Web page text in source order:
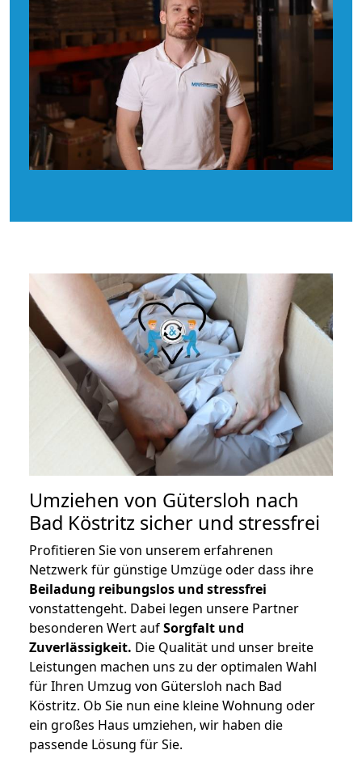
Umziehen von Gütersloh nach
Bad Köstritz sicher und stressfrei
Profitieren Sie von unserem erfahrenen
Netzwerk für günstige Umzüge oder dass ihre
Beiladung reibungslos und stressfrei
vonstattengeht. Dabei legen unsere Partner
besonderen Wert aufSorgfalt und
Zuverlässigkeit. Die Qualität und unser breite
Leistungen machen uns zu der optimalen Wahl
für Ihren Umzug von Gütersloh nach Bad
Köstritz. Ob Sie nun eine kleine Wohnung oder
ein großes Haus umziehen, wir haben die
passende Lösung für Sie.